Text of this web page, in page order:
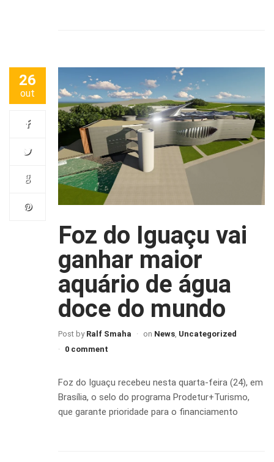
26
out
Foz do Iguaçu vai
ganhar maior
aquário de água
doce do mundo
Post by Ralf Smaha on News, Uncategorized
0 comment
Foz do Iguaçu recebeu nesta quarta-feira (24), em
Brasília, o selo do programa Prodetur+Turismo,
que garante prioridade para o financiamento